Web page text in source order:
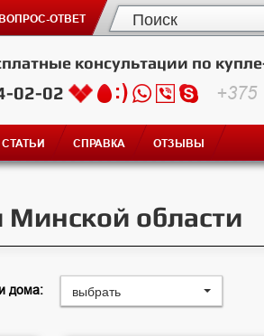
ОТВЕТ
консультации по
02-02 +375
СТАТЬИ СПРАВКА ОТЗЫВЫ
области
дома: выбрать